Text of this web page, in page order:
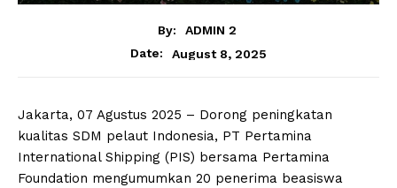
By:
ADMIN 2
Date:
August 8, 2025
Jakarta, 07 Agustus 2025 – Dorong peningkatan
kualitas SDM pelaut Indonesia, PT Pertamina
International Shipping (PIS) bersama Pertamina
Foundation mengumumkan 20 penerima beasiswa